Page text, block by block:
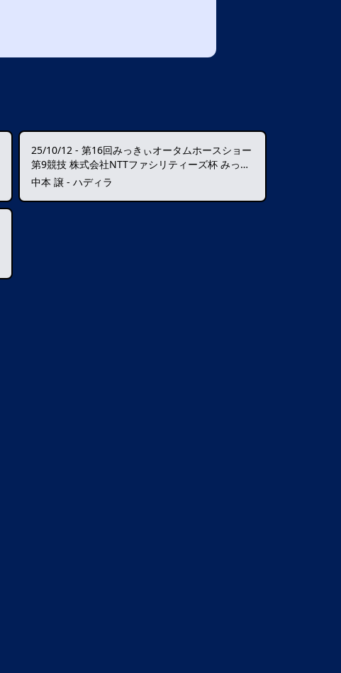
25/10/12 - 第16回みっきぃオータムホースショー
第9競技 株式会社NTTファシリティーズ杯 みっきぃジャンプM-C PartⅡ
中本 譲 - ハディラ